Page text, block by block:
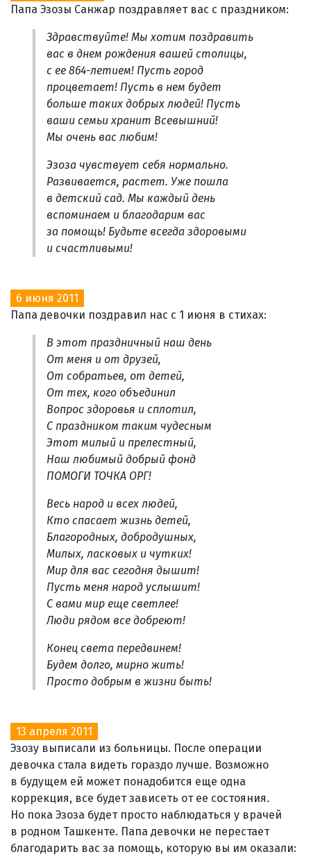
Папа Эзозы Санжар поздравляет вас с праздником:
Здравствуйте! Мы хотим поздравить
вас в днем рождения вашей столицы,
с ее 864-летием! Пусть город
процветает! Пусть в нем будет
больше таких добрых людей! Пусть
ваши семьи хранит Всевышний!
Мы очень вас любим!
Эзоза чувствует себя нормально.
Развивается, растет. Уже пошла
в детский сад. Мы каждый день
вспоминаем и благодарим вас
за помощь! Будьте всегда здоровыми
и счастливыми!
6 июня 2011
Папа девочки поздравил нас с 1 июня в стихах:
В этот праздничный наш день
От меня и от друзей,
От собратьев, от детей,
От тех, кого объединил
Вопрос здоровья и сплотил,
С праздником таким чудесным
Этот милый и прелестный,
Наш любимый добрый фонд
ПОМОГИ ТОЧКА ОРГ!
Весь народ и всех людей,
Кто спасает жизнь детей,
Благородных, добродушных,
Милых, ласковых и чутких!
Мир для вас сегодня дышит!
Пусть меня народ услышит!
С вами мир еще светлее!
Люди рядом все добреют!
Конец света передвинем!
Будем долго, мирно жить!
Просто добрым в жизни быть!
13 апреля 2011
Эзозу выписали из больницы. После операции
девочка стала видеть гораздо лучше. Возможно
в будущем ей может понадобится еще одна
коррекция, все будет зависеть от ее состояния.
Но пока Эзоза будет просто наблюдаться у врачей
в родном Ташкенте. Папа девочки не перестает
благодарить вас за помощь, которую вы им оказали: